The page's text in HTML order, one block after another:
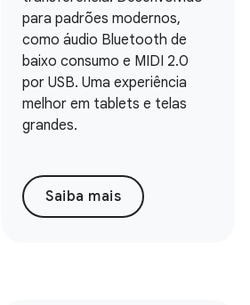
para padrões modernos,
como áudio Bluetooth de
baixo consumo e MIDI 2.0
por USB. Uma experiência
melhor em tablets e telas
grandes.
Saiba mais